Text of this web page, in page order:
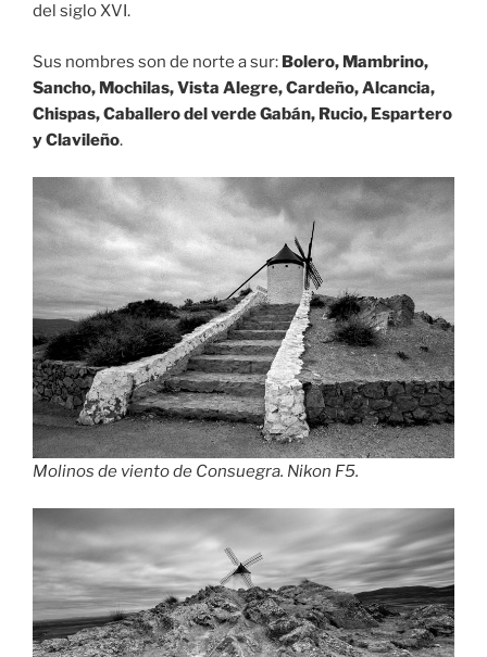
del siglo XVI.
Sus nombres son de norte a sur: Bolero, Mambrino,
Sancho, Mochilas, Vista Alegre, Cardeño, Alcancia,
Chispas, Caballero del verde Gabán, Rucio, Espartero
y Clavileño.
Molinos de viento de Consuegra. Nikon F5.